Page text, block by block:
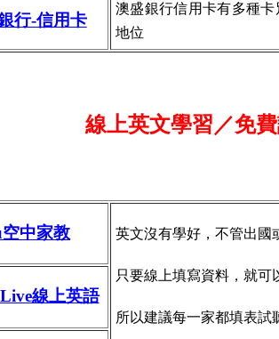
行-信用卡
澳盛銀行信用卡有多種
地位
線上英文學習／免
中家教 英文沒有學好，不管出國
只要線上填寫資料，就可
所以建議每一家都填表試
線上英語